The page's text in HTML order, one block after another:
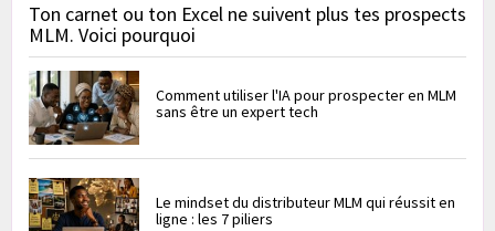
Ton carnet ou ton Excel ne suivent plus tes prospects
MLM. Voici pourquoi
Comment utiliser l'IA pour prospecter en MLM
sans être un expert tech
Le mindset du distributeur MLM qui réussit en
ligne : les 7 piliers